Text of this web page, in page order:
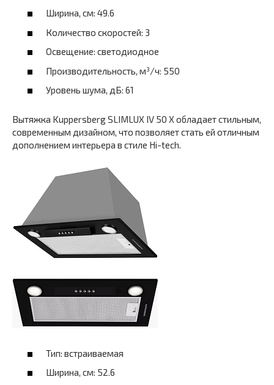
Ширина, см: 49.6
Количество скоростей: 3
Освещение: светодиодное
Производительность, м³/ч: 550
Уровень шума, дБ: 61
Вытяжка Kuppersberg SLIMLUX IV 50 X обладает стильным,
современным дизайном, что позволяет стать ей отличным
дополнением интерьера в стиле Hi-tech.
Тип: встраиваемая
Ширина, см: 52.6